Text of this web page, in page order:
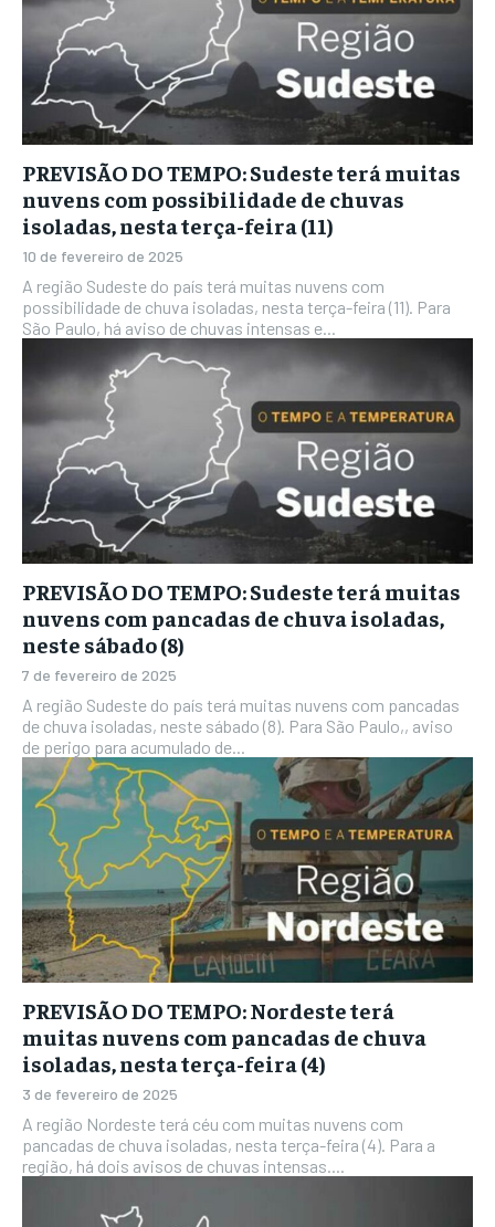
PREVISÃO DO TEMPO: Sudeste terá muitas
nuvens com possibilidade de chuvas
isoladas, nesta terça-feira (11)
10 de fevereiro de 2025
A região Sudeste do país terá muitas nuvens com
possibilidade de chuva isoladas, nesta terça-feira (11). Para
São Paulo, há aviso de chuvas intensas e...
PREVISÃO DO TEMPO: Sudeste terá muitas
nuvens com pancadas de chuva isoladas,
neste sábado (8)
7 de fevereiro de 2025
A região Sudeste do país terá muitas nuvens com pancadas
de chuva isoladas, neste sábado (8). Para São Paulo,, aviso
de perigo para acumulado de...
PREVISÃO DO TEMPO: Nordeste terá
muitas nuvens com pancadas de chuva
isoladas, nesta terça-feira (4)
3 de fevereiro de 2025
A região Nordeste terá céu com muitas nuvens com
pancadas de chuva isoladas, nesta terça-feira (4). Para a
região, há dois avisos de chuvas intensas....